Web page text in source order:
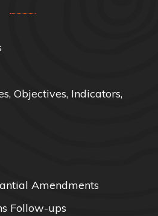
Objectives, Indicators,
Amendments
Follow-ups